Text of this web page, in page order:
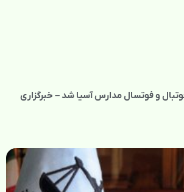
۲ رویداد فوتبال و فوتسال مدارس آسیا شد – خبرگزاری